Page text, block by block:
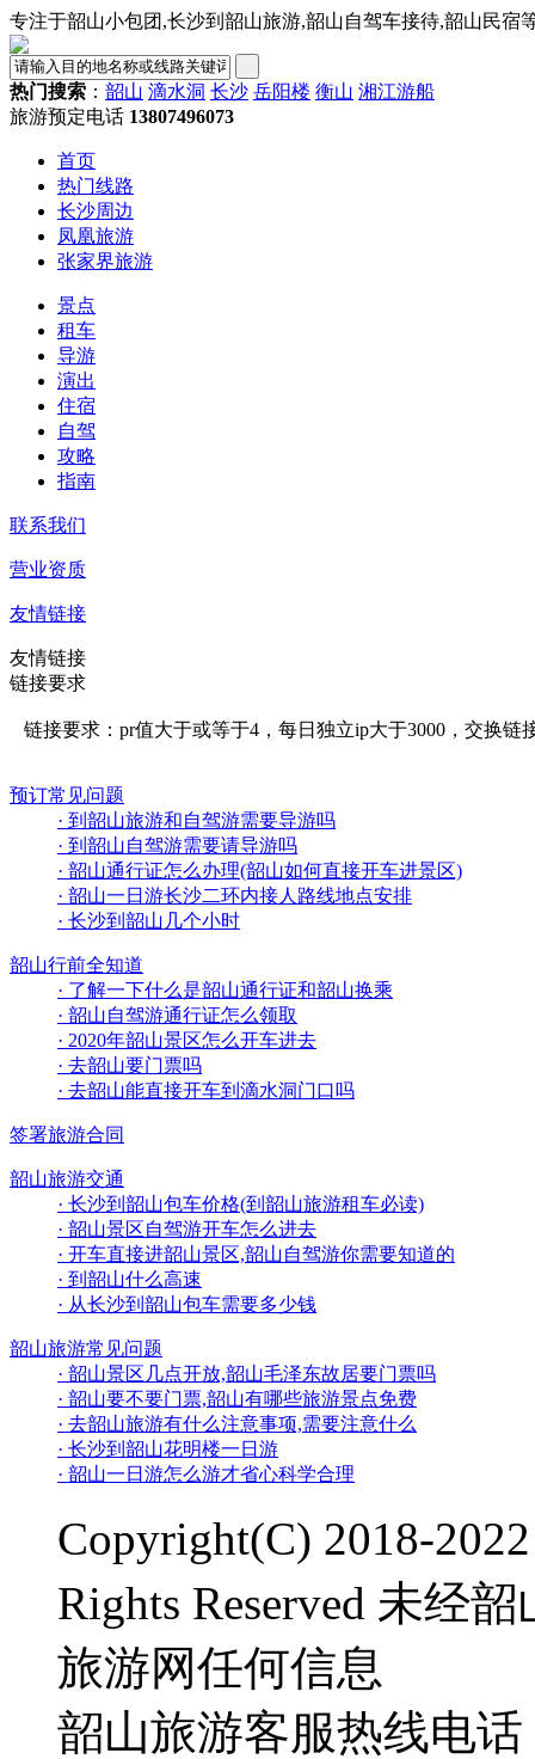
专注于韶山小包团,长沙到韶山旅游,韶山自驾车接待,韶山民宿
热门搜索 ： 韶山 滴水洞 长沙 岳阳楼 衡山 湘江游船
旅游预定电话 13807496073
首页
热门线路
长沙周边
凤凰旅游
张家界旅游
景点
租车
导游
演出
住宿
自驾
攻略
指南
联系我们
营业资质
友情链接
友情链接
链接要求
链接要求：pr值大于或等于4，每日独立ip大于3000，交换链
预订常见问题
· 到韶山旅游和自驾游需要导游吗
· 到韶山自驾游需要请导游吗
· 韶山通行证怎么办理(韶山如何直接开车进景区)
· 韶山一日游长沙二环内接人路线地点安排
· 长沙到韶山几个小时
韶山行前全知道
· 了解一下什么是韶山通行证和韶山换乘
· 韶山自驾游通行证怎么领取
· 2020年韶山景区怎么开车进去
· 去韶山要门票吗
· 去韶山能直接开车到滴水洞门口吗
签署旅游合同
韶山旅游交通
· 长沙到韶山包车价格(到韶山旅游租车必读)
· 韶山景区自驾游开车怎么进去
· 开车直接进韶山景区,韶山自驾游你需要知道的
· 到韶山什么高速
· 从长沙到韶山包车需要多少钱
韶山旅游常见问题
· 韶山景区几点开放,韶山毛泽东故居要门票吗
· 韶山要不要门票,韶山有哪些旅游景点免费
· 去韶山旅游有什么注意事项,需要注意什么
· 长沙到韶山花明楼一日游
· 韶山一日游怎么游才省心科学合理
Copyright(C) 2018-
Rights Reserved 未经
旅游网任何信息
韶山旅游客服热线电话